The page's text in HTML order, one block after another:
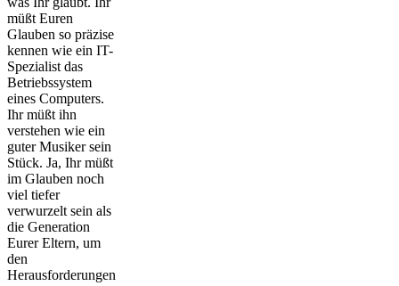
müßt Euren
Glauben so präzise
kennen wie ein IT-
Spezialist das
Betriebssystem
eines Computers.
Ihr müßt ihn
verstehen wie ein
guter Musiker sein
Stück. Ja, Ihr müßt
im Glauben noch
viel tiefer
verwurzelt sein als
die Generation
Eurer Eltern, um
den
Herausforderungen